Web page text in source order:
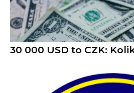
30 000 USD to CZK: